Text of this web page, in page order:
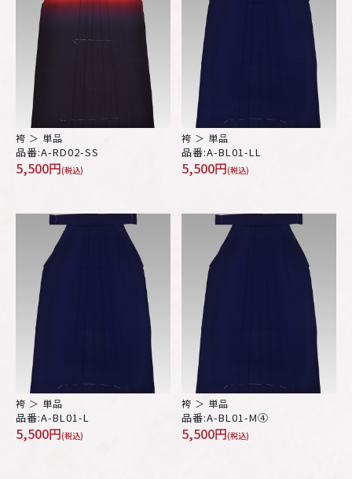
袴 ＞ 単品
品番:A-RD02-SS
5,500円(税込)
袴 ＞ 単品
品番:A-BL01-LL
5,500円(税込)
袴 ＞ 単品
品番:A-BL01-L
5,500円(税込)
袴 ＞ 単品
品番:A-BL01-M④
5,500円(税込)